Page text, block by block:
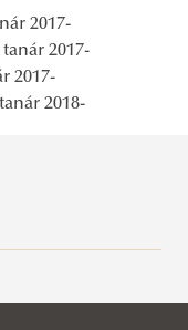
2017-
2017-
2017-
2018-